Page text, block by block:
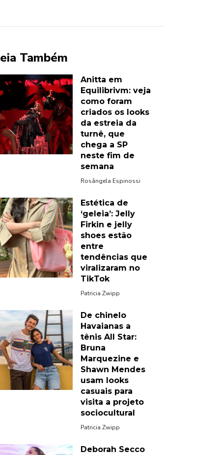
Também
Anitta em
Equilibrivm: veja
como foram
criados os looks
da estreia da
turnê, que
chega a SP
neste fim de
semana
Rosângela Espinossi
Estética de
‘geleia’: Jelly
Firkin e jelly
shoes estão
entre
tendências que
viralizaram no
TikTok
Patricia Zwipp
De chinelo
Havaianas a
tênis All Star:
Bruna
Marquezine e
Shawn Mendes
usam looks
casuais para
visita a projeto
sociocultural
Patricia Zwipp
Deborah Secco